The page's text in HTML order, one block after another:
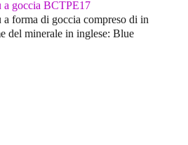
a goccia BCTPE17
a forma di goccia compreso di in
del minerale in inglese: Blue